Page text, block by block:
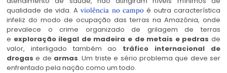
qualidade de vida. Aviolência no campo é outra característica
infeliz do modo de ocupação das terras na Amazônia, onde
prevalece o crime organizado de grilagem de terras
e exploração ilegal de madeira e de metais e pedras de
valor, interligado também ao tráfico internacional de
drogas e de armas. Um triste e sério problema que deve ser
enfrentado pela nação como um todo.